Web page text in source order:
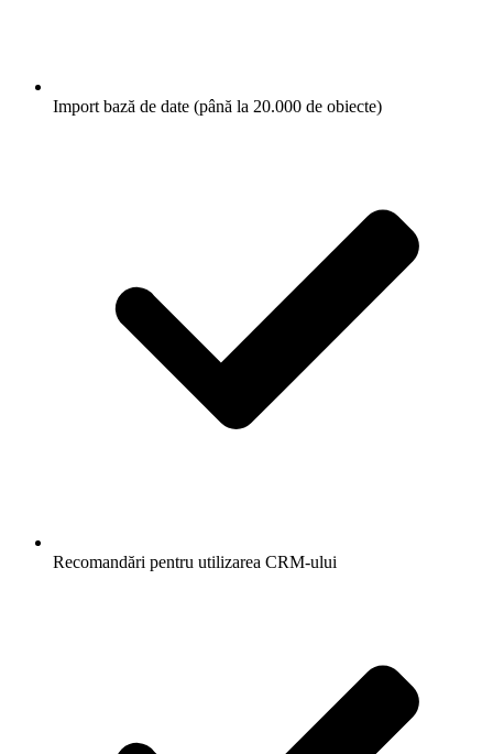
Import bază de date (până la 20.000 de obiecte)
Recomandări pentru utilizarea CRM-ului